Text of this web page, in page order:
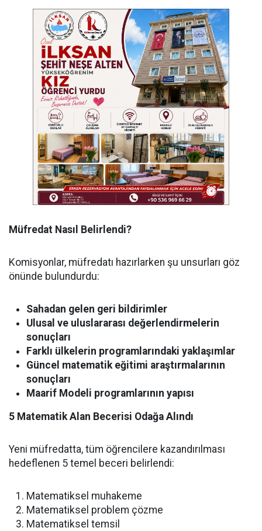
Müfredat Nasıl Belirlendi?
Komisyonlar, müfredatı hazırlarken şu unsurları göz
önünde bulundurdu:
Sahadan gelen geri bildirimler
Ulusal ve uluslararası değerlendirmelerin
sonuçları
Farklı ülkelerin programlarındaki yaklaşımlar
Güncel matematik eğitimi araştırmalarının
sonuçları
Maarif Modeli programlarının yapısı
5 Matematik Alan Becerisi Odağa Alındı
Yeni müfredatta, tüm öğrencilere kazandırılması
hedeflenen 5 temel beceri belirlendi:
Matematiksel muhakeme
Matematiksel problem çözme
Matematiksel temsil